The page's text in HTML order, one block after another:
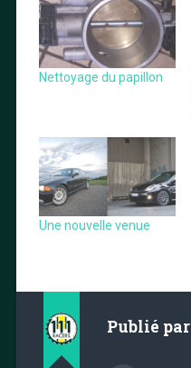
Nettoyage du papillon
Une nouvelle venue
Publié par